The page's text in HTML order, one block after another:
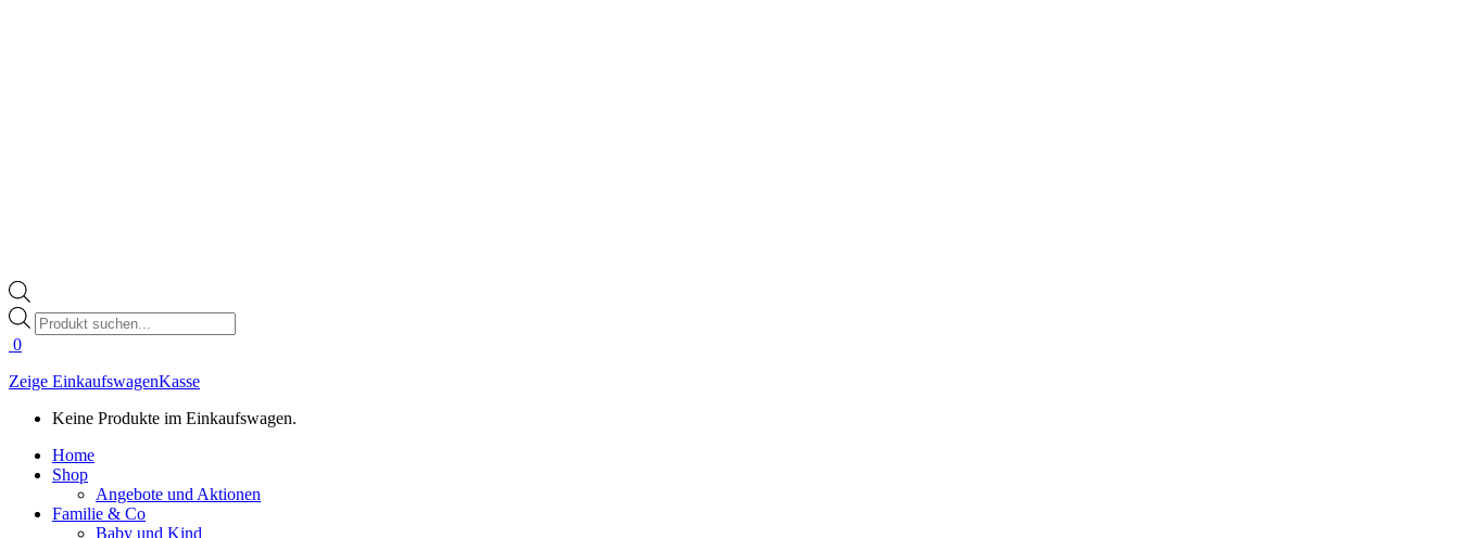
Products
search
0
Zeige EinkaufswagenKasse
Keine Produkte im Einkaufswagen.
Home
Shop
Angebote und Aktionen
Familie & Co
Baby und Kind